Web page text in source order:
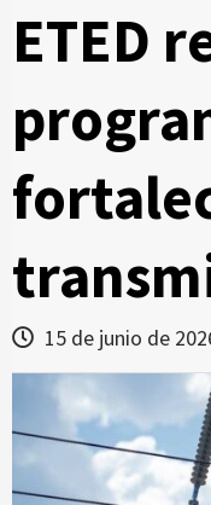
ETED
15 de junio de